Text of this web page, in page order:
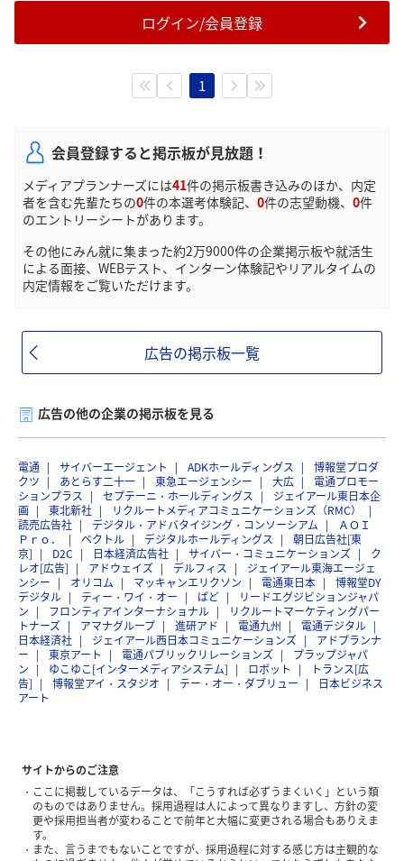
ログイン/会員登録
1
会員登録すると掲示板が見放題！
メディアプランナーズには41件の掲示板書き込みのほか、内定
者を含む先輩たちの0件の本選考体験記、 0件の志望動機、 0件
のエントリーシートがあります。
その他にみん就に集まった約2万9000件の企業掲示板や就活生
による面接、WEBテスト、インターン体験記やリアルタイムの
内定情報をご覧いただけます。
広告の掲示板一覧
広告の他の企業の掲示板を見る
電通 サイバーエージェント ADKホールディングス
博報堂プロダ
クツ
あとらす二十一 東急エージェンシー 大広
電通プロモー
ションプラス
セプテーニ・ホールディングス
ジェイアール東日本企
画
東北新社
リクルートメディアコミュニケーションズ（RMC）
読売広告社
デジタル・アドバタイジング・コンソーシアム
ＡＯＩ
Ｐｒｏ．
ベクトル デジタルホールディングス
朝日広告社[東
京]
D2C 日本経済広告社 サイバー・コミュニケーションズ
ク
レオ[広告]
アドウェイズ デルフィス
ジェイアール東海エージェ
ンシー
オリコム マッキャンエリクソン 電通東日本
博報堂DY
デジタル
ティー・ワイ・オー ぱど
リードエグジビションジャパ
ン
フロンティアインターナショナル
リクルートマーケティングパー
トナーズ
アマナグループ 進研アド 電通九州
電通デジタル
日本経済社
ジェイアール西日本コミュニケーションズ
アドプランナ
ー
東京アート 電通パブリックリレーションズ
プラップジャパ
ン
ゆこゆこ[インターメディアシステム] ロボット
トランス[広
告]
博報堂アイ・スタジオ テー・オー・ダブリュー
日本ビジネス
アート
サイトからのご注意
ここに掲載しているデータは、「こうすれば必ずうまくいく」という類
のものではありません。採用過程は人によって異なりますし、方針の変
更や採用担当者が変わることで前年と大幅に変更される場合もありえま
す。
また、言うまでもないことですが、採用過程に対する感じ方は主観的な